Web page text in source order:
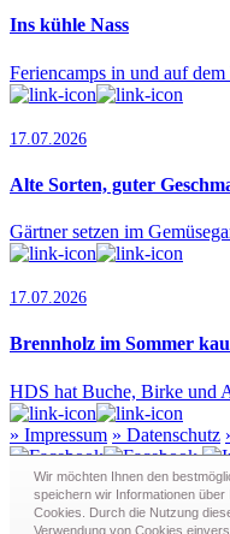
Ins kühle Nass
Feriencamps in und auf dem
17.07.2026
Alte Sorten, guter
Gärtner setzen im
17.07.2026
Brennholz im Sommer
HDS hat Buche, Birke und
» Impressum » Datenschutz
Redaktion · Graf-Schack-
Wir möchten Ihnen den
speichern wir Informationen
Cookies. Durch die Nutzung
Verwendung von Cookies